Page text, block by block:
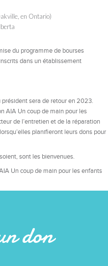
en Ontario)
du programme de bourses
dans un établissement
sera de retour en 2023.
AIA Un coup de main pour les
de l’entretien et de la réparation
planifieront leurs dons pour
sont les bienvenues.
Un coup de main pour les enfants
don